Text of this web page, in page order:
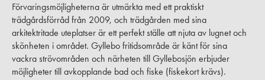
Förvaringsmöjligheterna är utmärkta med ett praktiskt
trädgårdsförråd från 2009, och trädgården med sina
arkitektritade uteplatser är ett perfekt ställe att njuta av lugnet och
skönheten i området. Gyllebo fritidsområde är känt för sina
vackra strövområden och närheten till Gyllebosjön erbjuder
möjligheter till avkopplande bad och fiske (fiskekort krävs).